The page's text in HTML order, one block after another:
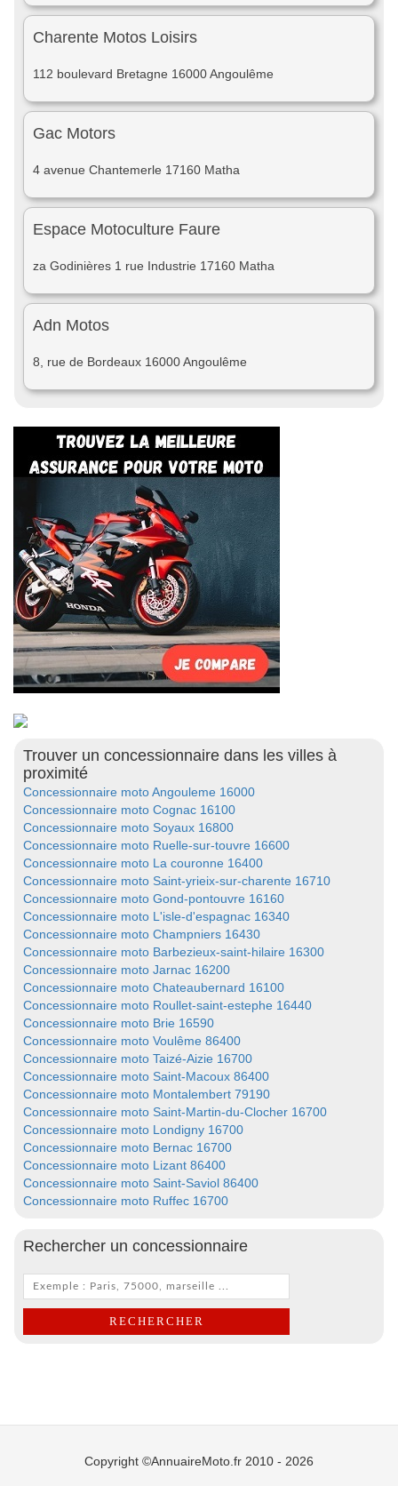
Charente Motos Loisirs
112 boulevard Bretagne 16000 Angoulême
Gac Motors
4 avenue Chantemerle 17160 Matha
Espace Motoculture Faure
za Godinières 1 rue Industrie 17160 Matha
Adn Motos
8, rue de Bordeaux 16000 Angoulême
Trouver un concessionnaire dans les villes à
proximité
Concessionnaire moto Angouleme 16000
Concessionnaire moto Cognac 16100
Concessionnaire moto Soyaux 16800
Concessionnaire moto Ruelle-sur-touvre 16600
Concessionnaire moto La couronne 16400
Concessionnaire moto Saint-yrieix-sur-charente 16710
Concessionnaire moto Gond-pontouvre 16160
Concessionnaire moto L'isle-d'espagnac 16340
Concessionnaire moto Champniers 16430
Concessionnaire moto Barbezieux-saint-hilaire 16300
Concessionnaire moto Jarnac 16200
Concessionnaire moto Chateaubernard 16100
Concessionnaire moto Roullet-saint-estephe 16440
Concessionnaire moto Brie 16590
Concessionnaire moto Voulême 86400
Concessionnaire moto Taizé-Aizie 16700
Concessionnaire moto Saint-Macoux 86400
Concessionnaire moto Montalembert 79190
Concessionnaire moto Saint-Martin-du-Clocher 16700
Concessionnaire moto Londigny 16700
Concessionnaire moto Bernac 16700
Concessionnaire moto Lizant 86400
Concessionnaire moto Saint-Saviol 86400
Concessionnaire moto Ruffec 16700
Rechercher un concessionnaire
Copyright ©AnnuaireMoto.fr 2010 - 2026